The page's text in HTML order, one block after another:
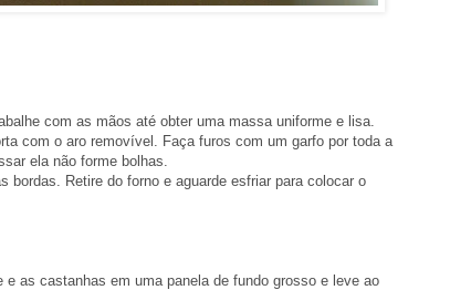
com as mãos até obter uma massa uniforme e lisa.
com o aro removível. Faça furos com um garfo por toda a
ela não forme bolhas.
bordas. Retire do forno e aguarde esfriar para colocar o
as castanhas em uma panela de fundo grosso e leve ao